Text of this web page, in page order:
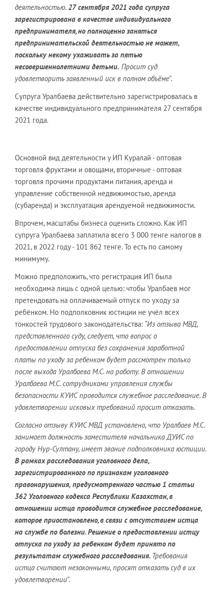
деятельностью. 27 сентября 2021 года супруга
зарегистрирована в качестве индивидуального
предпринимателя, но полноценно заняться
предпринимательской деятельностью не может,
поскольку некому ухаживать за пятью
несовершеннолетними детьми. Просит суд
удовлетворить заявленный иск в полном объёме”.
Супруга Уралбаева действительно зарегистрировалась в
качестве индивидуального предпринимателя 27 сентября
2021 года.
Основной вид деятельности у ИП Куралай - оптовая
торговля фруктами и овощами, вторичные - оптовая
торговля прочими продуктами питания, аренда и
управление собственной недвижимостью, аренда
(субаренда) и эксплуатация арендуемой недвижимости.
Впрочем, масштабы бизнеса оценить сложно. Как ИП
супруга Уралбаева заплатила всего 3 000 тенге налогов в
2021, в 2022 году - 101 862 тенге. То есть по самому
минимуму.
Можно предположить, что регистрация ИП была
необходима лишь с одной целью: чтобы Уралбаев мог
претендовать на оплачиваемый отпуск по уходу за
ребёнком. Но подполковник юстиции не учёл всех
тонкостей трудового законодательства: “Из отзыва МВД,
представленного суду, следует, что вопрос о
предоставлении отпуска без сохранения заработной
платы по уходу за ребенком будет рассмотрен только
после выхода Уралбаева М.С. на работу. В отношении
Уралбаева М.С. сотрудниками управления службы
безопасности КУИС проводится служебное расследование. В
удовлетворении исковых требований просит отказать.
Согласно отзыву КУИС МВД установлено, что Уралбаев М.С.
занимает должность заместителя начальника ДУИС по
городу Нур-Султану, имеет звание подполковника юстиции.
В рамках расследования уголовного дела,
зарегистрированного по признакам уголовного
правонарушения, предусмотренного частью 1 статьи
362 Уголовного кодекса Республики Казахстан, в
отношении истца проводится служебное расследование,
которое приостановлено, в связи с отсутствием истца
на службе по болезни. Решение о предоставлении истцу
отпуска по уходу за ребенком будет принято по
результатам служебного расследования. Требования
истца считают незаконными, просят отказать суд в их
удовлетворении”.